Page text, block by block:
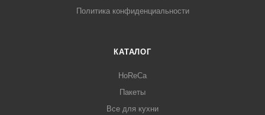
Политика конфиденциальности
КАТАЛОГ
HoReCa
Пакеты
Все для кухни